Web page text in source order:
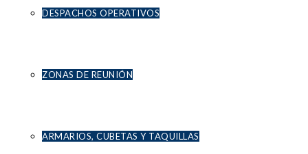
DESPACHOS OPERATIVOS
ZONAS DE REUNIÓN
ARMARIOS, CUBETAS Y TAQUILLAS